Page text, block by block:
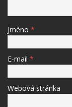
Jméno *
E-mail *
Webová stránka